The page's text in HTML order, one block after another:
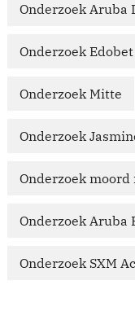
Onderzoek Aruba
Onderzoek Edobet
Onderzoek Mitte
Onderzoek
Onderzoek moord
Onderzoek Aruba
Onderzoek SXM